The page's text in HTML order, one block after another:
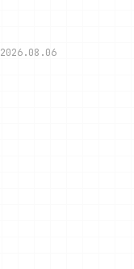
2026.08.06